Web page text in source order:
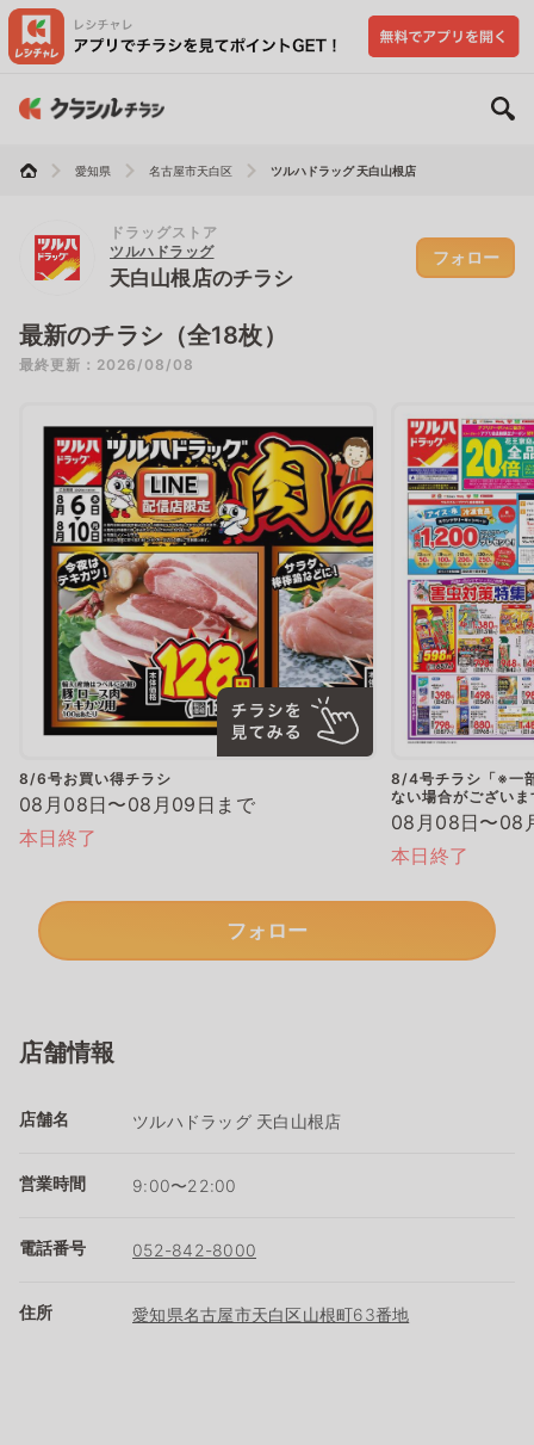
愛知県 名古屋市天白区 ツルハドラッグ 天白山根店
ドラッグストア
ツルハドラッグ
天白山根店のチラシ
フォロー
最新のチラシ（全18枚）
最終更新：2026/08/08
8/6号お買い得チラシ
08月08日〜08月09日まで
本日終了
8/4号チラシ「※一
ない場合がございま
08月08日〜08
本日終了
フォロー
店舗情報
店舗名 ツルハドラッグ 天白山根店
営業時間 9:00〜22:00
電話番号 052-842-8000
住所 愛知県名古屋市天白区山根町63番地